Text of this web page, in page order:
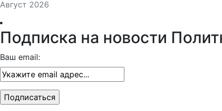
Август 2026
Подписка на новости
Ваш email: